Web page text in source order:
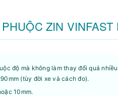
ZIN VINFAST
độ mà không làm thay đổi quá
(tùy đời xe và cách đo).
10mm.